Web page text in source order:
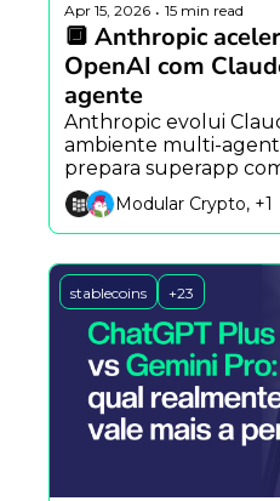
Apr 15, 2026 • 15 min read
🔲 Anthropic
OpenAI com
agente
Anthropic evolui
ambiente multi-
prepara superapp
testa clone de IA de
Modular Crypto, +1
stablecoins +23